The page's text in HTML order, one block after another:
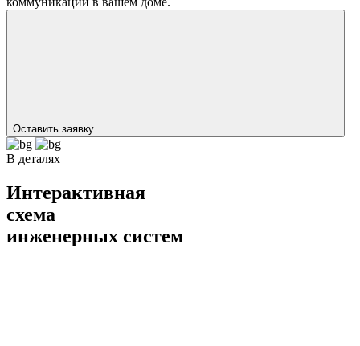
Оставить заявку
В деталях
Интерактивная
схема
инженерных систем